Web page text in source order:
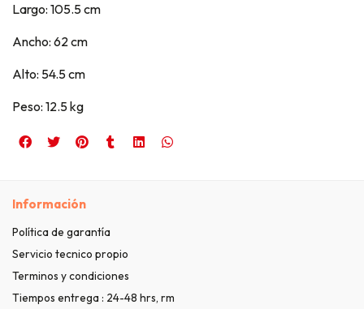
Largo: 105.5 cm
Ancho: 62 cm
Alto: 54.5 cm
Peso: 12.5 kg
Información
Política de garantía
Servicio tecnico propio
Terminos y condiciones
Tiempos entrega : 24-48 hrs, rm